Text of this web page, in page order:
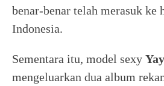
benar-benar telah merasuk ke
Indonesia.
Sementara itu, model sexy
mengeluarkan dua album